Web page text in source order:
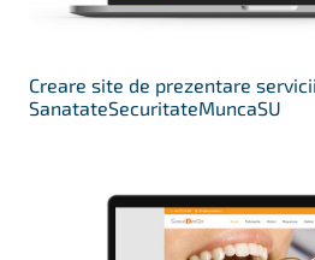
Creare site de prezentare
SanatateSecuritateMuncaSU